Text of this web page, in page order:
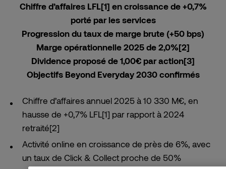
Chiffre d’affaires LFL[1] en croissance de +0,7%
porté par les services
Progression du taux de marge brute (+50 bps)
Marge opérationnelle 2025 de 2,0%[2]
Dividence proposé de 1,00€ par action[3]
Objectifs Beyond Everyday 2030 confirmés
Chiffre d’affaires annuel 2025 à 10 330 M€, en
hausse de +0,7% LFL [1] par rapport à 2024
retraité[2]
Activité online en croissance de près de 6%, avec
un taux de Click & Collect proche de 50%